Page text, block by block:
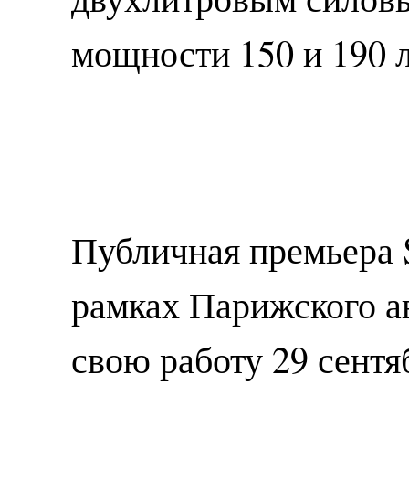
мощности 150 и 190
Публичная премьера
рамках Парижского
свою работу 29